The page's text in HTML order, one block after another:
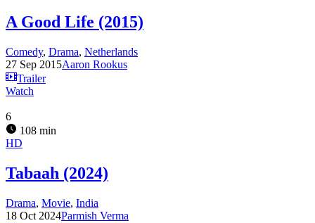
A Good Life (2015)
Comedy, Drama, Netherlands
27 Sep 2015Aaron Rookus
Trailer
Watch
6
108 min
HD
Tabaah (2024)
Drama, Movie, India
18 Oct 2024Parmish Verma